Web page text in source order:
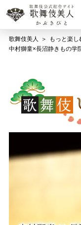
歌舞伎美人 もっと楽し
中村獅童×長沼静きもの学